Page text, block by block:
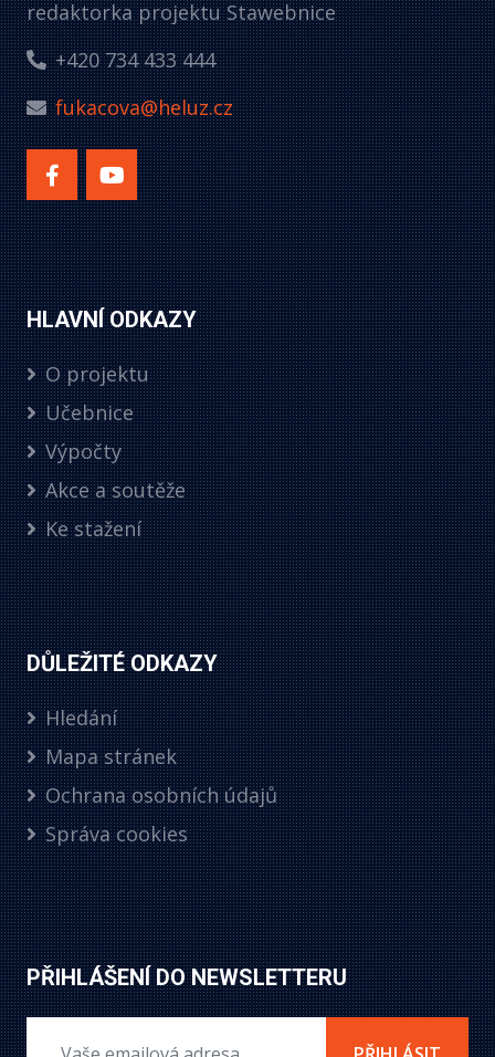
redaktorka projektu Stawebnice
+420 734 433 444
fukacova@heluz.cz
HLAVNÍ ODKAZY
O projektu
Učebnice
Výpočty
Akce a soutěže
Ke stažení
DŮLEŽITÉ ODKAZY
Hledání
Mapa stránek
Ochrana osobních údajů
Správa cookies
PŘIHLÁŠENÍ DO NEWSLETTERU